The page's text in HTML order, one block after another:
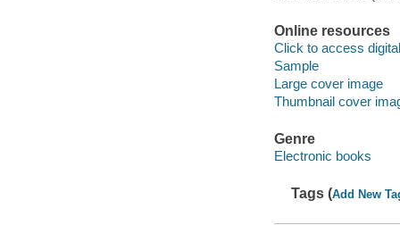
Online resources
Click to access
Sample
Large cover image
Thumbnail cover
Genre
Electronic books
Tags (Add New